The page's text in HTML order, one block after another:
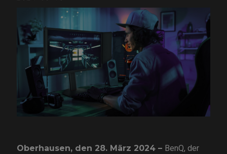
Oberhausen, den 28. März 2024 – BenQ, der